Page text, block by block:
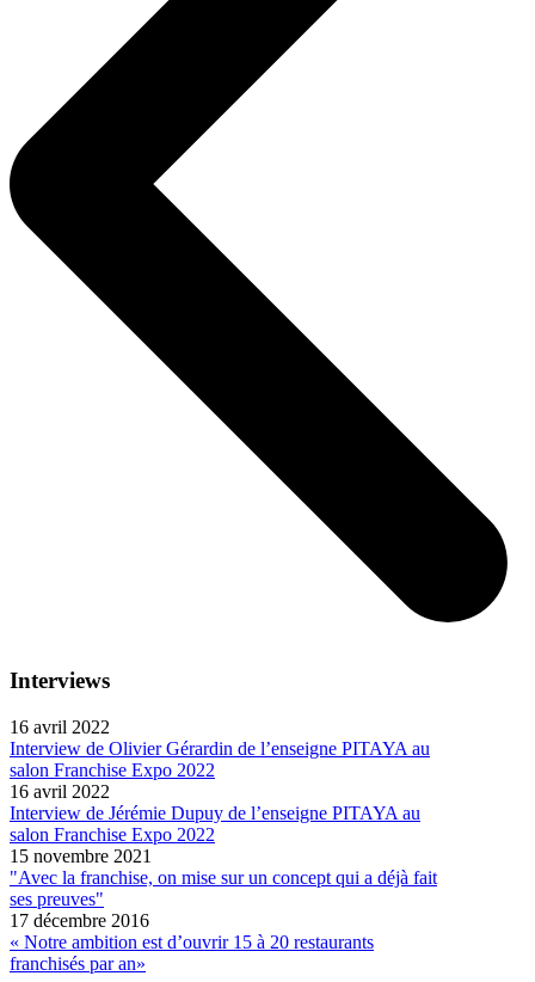
Interviews
16 avril 2022
Interview de Olivier Gérardin de l’enseigne PITAYA au
salon Franchise Expo 2022
16 avril 2022
Interview de Jérémie Dupuy de l’enseigne PITAYA au
salon Franchise Expo 2022
15 novembre 2021
"Avec la franchise, on mise sur un concept qui a déjà fait
ses preuves"
17 décembre 2016
« Notre ambition est d’ouvrir 15 à 20 restaurants
franchisés par an»